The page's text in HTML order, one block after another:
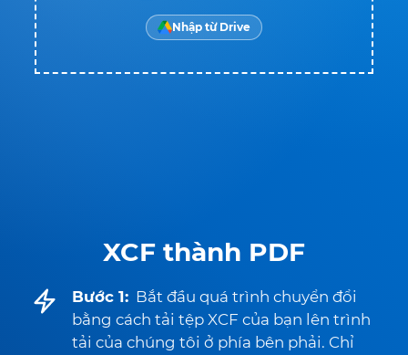
XCF thành PDF
Bước 1: Bắt đầu quá trình chuyển đổi
bằng cách tải tệp XCF của bạn lên trình
tải của chúng tôi ở phía bên phải. Chỉ
Nhập từ Drive